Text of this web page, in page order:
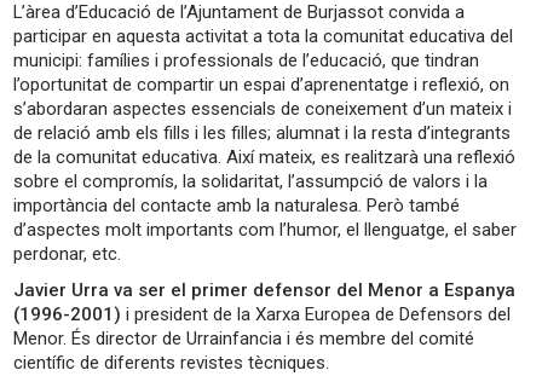
L’àrea d’Educació de l’Ajuntament de Burjassot convida a
participar en aquesta activitat a tota la comunitat educativa del
municipi: famílies i professionals de l’educació, que tindran
l’oportunitat de compartir un espai d’aprenentatge i reflexió, on
s’abordaran aspectes essencials de coneixement d’un mateix i
de relació amb els fills i les filles; alumnat i la resta d’integrants
de la comunitat educativa. Així mateix, es realitzarà una reflexió
sobre el compromís, la solidaritat, l’assumpció de valors i la
importància del contacte amb la naturalesa. Però també
d’aspectes molt importants com l’humor, el llenguatge, el saber
perdonar, etc.
Javier Urra va ser el primer defensor del Menor a Espanya
(1996-2001) i president de la Xarxa Europea de Defensors del
Menor. És director de Urrainfancia i és membre del comité
científic de diferents revistes tècniques.